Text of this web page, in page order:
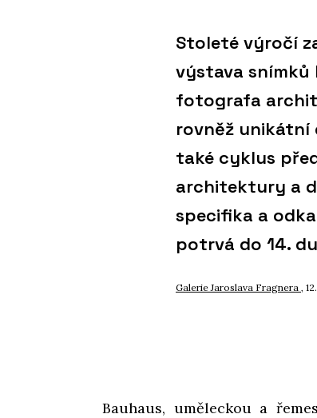
Stoleté výročí
výstava
fotografa
rovněž unikátní
také cyklus
architektury a
specifika a
potrvá do 14.
Galerie Jaroslava Fragnera ,
Bauhaus, uměleckou a